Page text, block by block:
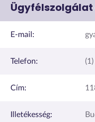
E-mail:
Telefon:
Cím:
Illetékesség: